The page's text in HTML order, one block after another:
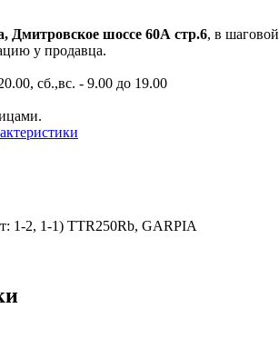
Дмитровское шоссе 60А стр.6, в
у продавца.
сб.,вс. - 9.00 до 19.00
1-2, 1-1) TTR250Rb, GARPIA